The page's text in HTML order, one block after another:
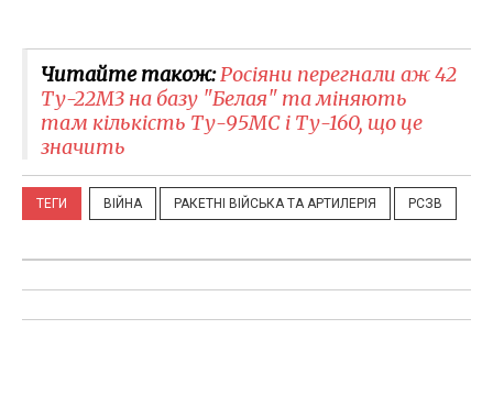
Читайте також:Росіяни перегнали аж 42
Ту-22М3 на базу "Белая" та міняють
там кількість Ту-95МС і Ту-160, що це
значить
ТЕГИ ВІЙНА РАКЕТНІ ВІЙСЬКА ТА АРТИЛЕРІЯ РСЗВ